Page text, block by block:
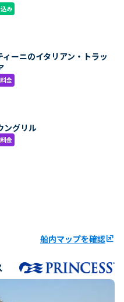
み
ィーニのイタリアン・トラッ
金
ングリル
金
船内マップを確認ungroup